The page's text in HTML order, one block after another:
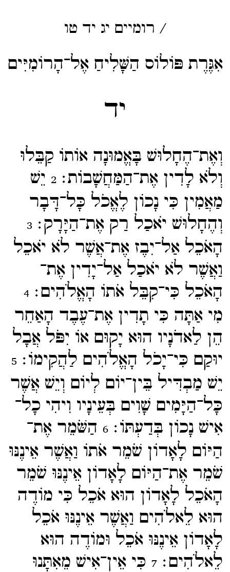
/ רומיים יג יד טו
אִגֶּרֶת פּוֹלוֹס הַשָּׁלִיחַ אֶל־הָרוֹמִיִּים
יד
וְאֶת־​הֶחָלוּשׁ בָּאֱמוּנָה אוֹתוֹ קַבֵּלוּ
וְלֹא לָדִין אֶת־​הַמַּחֲשָׁבוֹת׃2 יֵשׁ
מַאֲמִין כִּי נָכוֹן לֶאֱכֹל כָּל־​דָּבָר
וְהֶחָלוּשׁ יֹאכַל רַק אֶת־​הַיָּרָק׃3
הָאֹכֵל אַל־​יִבֶז אֶת־​אֲשֶׁר לֹא יֹאכֵל
וַאֲשֶׁר לֹא יֹאכַל אַל־​יָדִין אֶת־​
הָאֹכֵל כִּי־​קִבֵּל אֹתוֹ הָאֱלֹהִים׃4
מִי אַתָּה כִּי תָדִין אֶת־​עֶבֶד הָאַחֵר
הֵן לַאדֹנָיו הוּא יָקוּם אוֹ יִפֹּל אֲבָל
יוּקַם כִּי־​יָכֹל הָאֱלֹהִים לַהֲקִימוֹ׃5
יֵשׁ מַבְדִּיל בֵּין־​יוֹם לְיוֹם וְיֵשׁ אֲשֶׁר
כָּל־​הַיָּמִים שָׁוִים בְּעֵינָיו וִיהִי כָל־​
אִישׁ נָכוֹן בְּדַעְתּוֹ׃6 הַשֹּׁמֵר אֶת־​
הַיּוֹם לָאָדוֹן שֹׁמֵר אֹתוֹ וַאֲשֶׁר אֵינֶנּוּ
שֹׁמֵר אֶת־​הַיּוֹם לָאָדוֹן אֵינֶנּוּ שֹׁמֵר
הָאֹכֵל לָאָדוֹן הוּא אֹכֵל כִּי מוֹדֶה
הוּא לֵאלֹהִים וַאֲשֶׁר אֵינֶנּוּ אֹכֵל
לָאָדוֹן אֵינֶנּוּ אֹכֵל וּמוֹדֶה הוּא
לֵאלֹהִים׃7 כִּי אֵין־​אִישׁ מֵאִתָּנוּ